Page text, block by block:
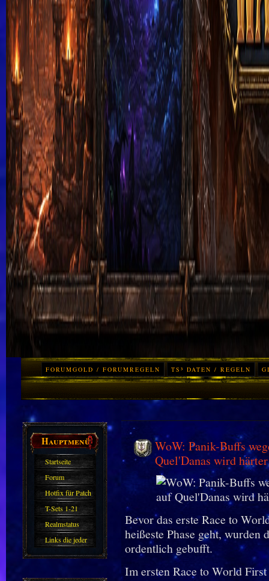
FORUMGOLD / FORUMREGELN TS³ DATEN / REGELN
Hauptmenü
Startseite
Forum
Hotfix für Patch
11.X
T-Sets 1-21
Realmstatus
Links die jeder
kennen sollte?!
WoW: Panik-Buffs
Quel'Danas wird härter
Bevor das erste Race to
heißeste Phase geht, wurden
ordentlich gebufft.
Im ersten Race to World